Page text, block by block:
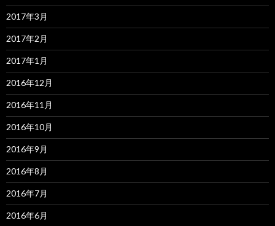
2017年3月
2017年2月
2017年1月
2016年12月
2016年11月
2016年10月
2016年9月
2016年8月
2016年7月
2016年6月